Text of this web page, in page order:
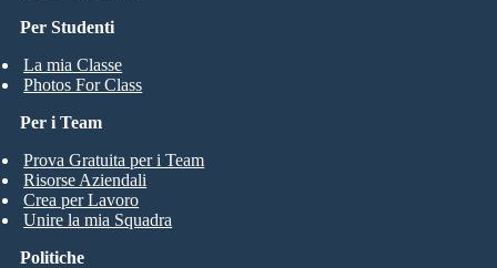
Per Studenti
La mia Classe
Photos For Class
Per i Team
Prova Gratuita per i Team
Risorse Aziendali
Crea per Lavoro
Unire la mia Squadra
Politiche